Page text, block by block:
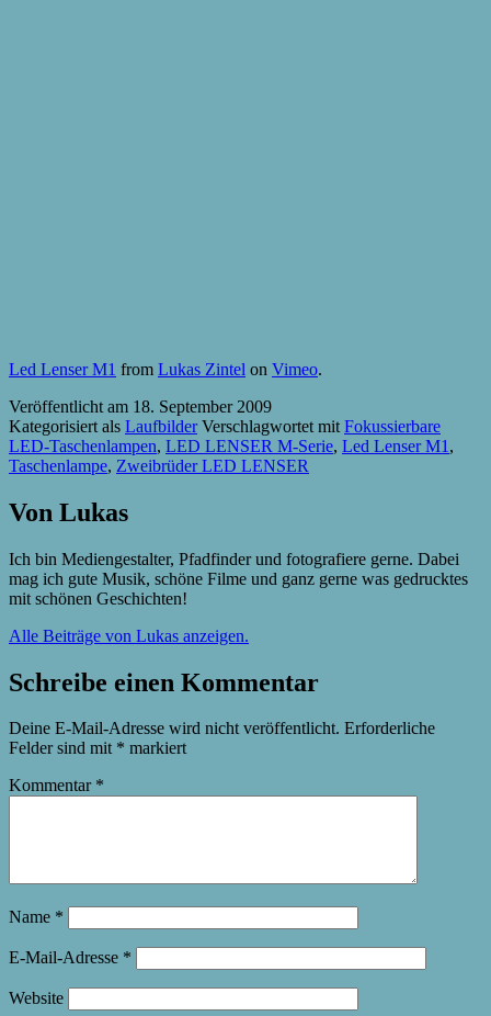
Led Lenser M1 from Lukas Zintel on Vimeo.
Veröffentlicht am 18. September 2009
Kategorisiert als Laufbilder Verschlagwortet mit Fokussierbare
LED-Taschenlampen, LED LENSER M-Serie, Led Lenser M1 ,
Taschenlampe, Zweibrüder LED LENSER
Von Lukas
Ich bin Mediengestalter, Pfadfinder und fotografiere gerne. Dabei
mag ich gute Musik, schöne Filme und ganz gerne was gedrucktes
mit schönen Geschichten!
Alle Beiträge von Lukas anzeigen.
Schreibe einen Kommentar
Deine E-Mail-Adresse wird nicht veröffentlicht. Erforderliche
Felder sind mit * markiert
Kommentar *
Name *
E-Mail-Adresse *
Website